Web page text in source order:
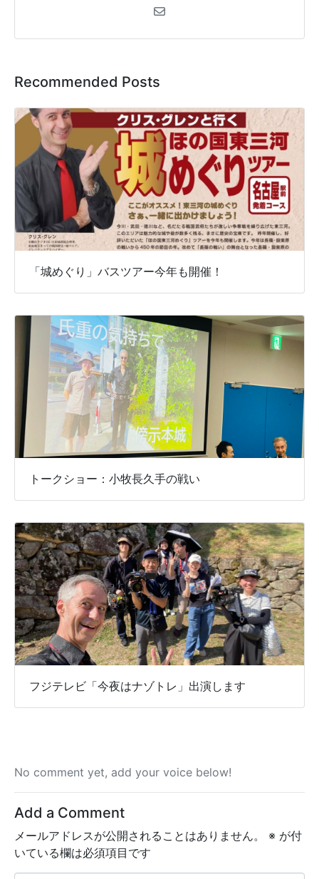
Recommended Posts
「城めぐり」バスツアー今年も開催！
トークショー：小牧長久手の戦い
フジテレビ「今夜はナゾトレ」出演します
No comment yet, add your voice below!
Add a Comment
メールアドレスが公開されることはありません。 ※ が付
いている欄は必須項目です